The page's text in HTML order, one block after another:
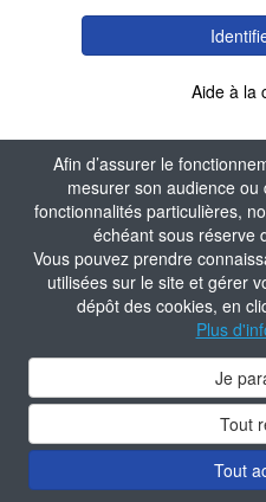
Afin d’assurer le
mesurer son audience
fonctionnalités particulières,
échéant sous réserve
Vous pouvez prendre
utilisées sur le site et gérer
dépôt des cookies, en
Plus
Je
Tout
Tout
Aide à la